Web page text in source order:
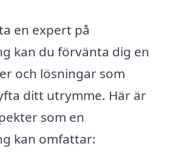
en expert på
kan du förvänta dig en
och lösningar som
ditt utrymme. Här är
som en
kan omfattar: